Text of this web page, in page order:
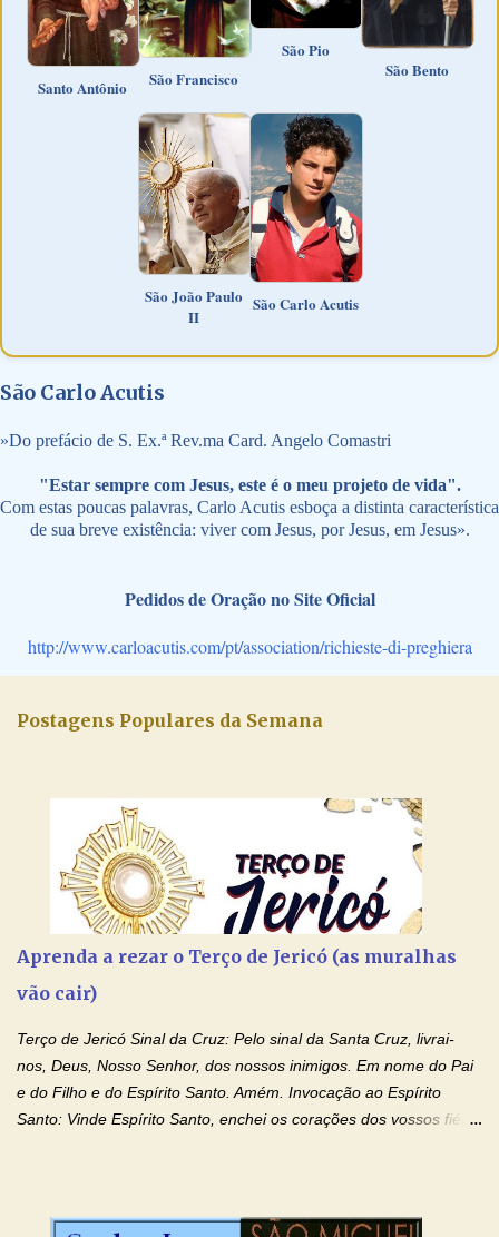
Santo Antônio São Francisco
São Pio
São Bento
São João Paulo
II
São Carlo Acutis
São Carlo Acutis
»Do prefácio de S. Ex.ª Rev.ma Card. Angelo Comastri
"Estar sempre com Jesus, este é o meu projeto de vida".
Com estas poucas palavras, Carlo Acutis esboça a distinta característica
de sua breve existência: viver com Jesus, por Jesus, em Jesus».
Pedidos de Oração no Site Oficial
http://www.carloacutis.com/pt/association/richieste-di-preghiera
Postagens Populares da Semana
Aprenda a rezar o Terço de Jericó (as muralhas
vão cair)
Terço de Jericó Sinal da Cruz: Pelo sinal da Santa Cruz, livrai-
nos, Deus, Nosso Senhor, dos nossos inimigos. Em nome do Pai
e do Filho e do Espírito Santo. Amém. Invocação ao Espírito
Santo: Vinde Espírito Santo, enchei os corações dos vossos fiéis
Santo, fazei que apreciemos retamente todas as coisas segundo